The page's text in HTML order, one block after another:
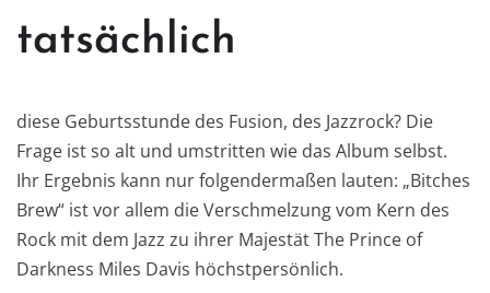
tatsächlich
diese Geburtsstunde des Fusion, des Jazzrock? Die
Frage ist so alt und umstritten wie das Album selbst.
Ihr Ergebnis kann nur folgendermaßen lauten: „Bitches
Brew“ ist vor allem die Verschmelzung vom Kern des
Rock mit dem Jazz zu ihrer Majestät The Prince of
Darkness Miles Davis höchstpersönlich.